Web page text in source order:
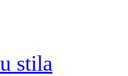
stila